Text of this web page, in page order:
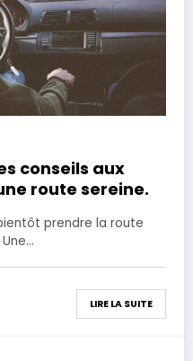
conseils aux
route sereine.
prendre la route
LIRE LA SUITE